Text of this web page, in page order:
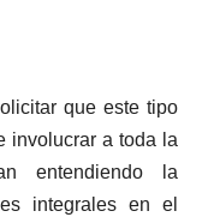
que este tipo
involucrar a toda la
entendiendo la
integrales en el